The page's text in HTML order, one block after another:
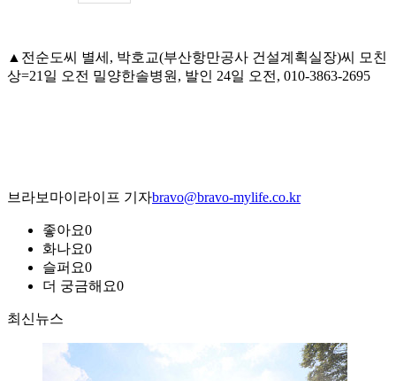
▲전순도씨 별세, 박호교(부산항만공사 건설계획실장)씨 모친
상=21일 오전 밀양한솔병원, 발인 24일 오전, 010-3863-2695
브라보마이라이프 기자bravo@bravo-mylife.co.kr
좋아요0
화나요0
슬퍼요0
더 궁금해요0
최신뉴스